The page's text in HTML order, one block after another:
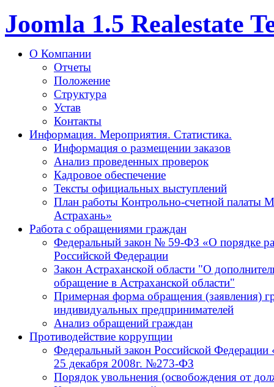
Joomla 1.5 Realestate
О Компании
Отчеты
Положение
Структура
Устав
Контакты
Информация. Мероприятия. Статистика.
Информация о размещении заказов
Анализ проведенных проверок
Кадровое обеспечение
Тексты официальных выступлений
План работы Контрольно-счетной палаты
Астрахань»
Работа с обращениями граждан
Федеральный закон № 59-ФЗ «О порядке
Российской Федерации
Закон Астраханской области "О
обращение в Астраханской области"
Примерная форма обращения (заявления)
индивидуальных предпринимателей
Анализ обращений граждан
Противодействие коррупции
Федеральный закон Российской
25 декабря 2008г. №273-ФЗ
Порядок увольнения (освобождения от